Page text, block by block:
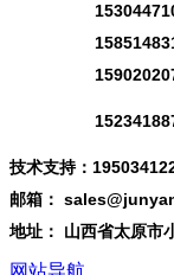
15902020793
技术支持：
邮箱：
地址： 山西省太原市
网站导航